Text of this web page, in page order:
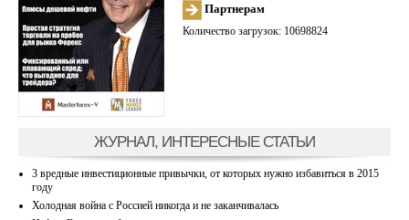
Партнерам
Количество загрузок: 10698824
ЖУРНАЛ, ИНТЕРЕСНЫЕ СТАТЬИ
3 вредные инвестиционные привычки, от которых нужно избавиться в 2015
году
Холодная война с Россией никогда и не заканчивалась